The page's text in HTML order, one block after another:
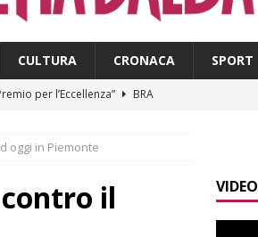
CULTURA CRONACA SPORT
per l’Eccellenza”
BRA
Alba, per la Lega le dimissioni
oggi in Piemonte
il
VIDEO